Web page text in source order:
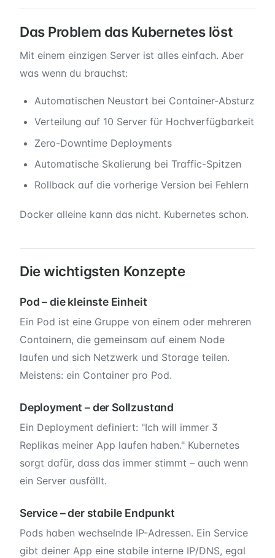
Das Problem das Kubernetes löst
Mit einem einzigen Server ist alles einfach. Aber
was wenn du brauchst:
Automatischen Neustart bei Container-Absturz
Verteilung auf 10 Server für Hochverfügbarkeit
Zero-Downtime Deployments
Automatische Skalierung bei Traffic-Spitzen
Rollback auf die vorherige Version bei Fehlern
Docker alleine kann das nicht. Kubernetes schon.
Die wichtigsten Konzepte
Pod – die kleinste Einheit
Ein Pod ist eine Gruppe von einem oder mehreren
Containern, die gemeinsam auf einem Node
laufen und sich Netzwerk und Storage teilen.
Meistens: ein Container pro Pod.
Deployment – der Sollzustand
Ein Deployment definiert: "Ich will immer 3
Replikas meiner App laufen haben." Kubernetes
sorgt dafür, dass das immer stimmt – auch wenn
ein Server ausfällt.
Service – der stabile Endpunkt
Pods haben wechselnde IP-Adressen. Ein Service
gibt deiner App eine stabile interne IP/DNS, egal